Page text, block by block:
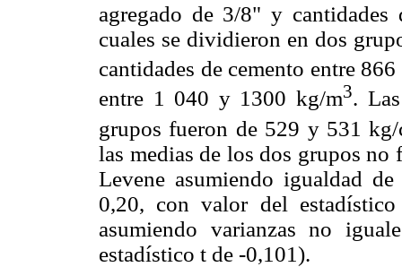
agregado de 3/8" y
cuales se dividieron en dos
cantidades de cemento entre
entre 1 040 y 1300 kg/m3.
grupos fueron de 529 y 531 kg/
las medias de los dos grupos
Levene asumiendo igualdad
0,20, con valor del
asumiendo varianzas no
estadístico t de -0,101).